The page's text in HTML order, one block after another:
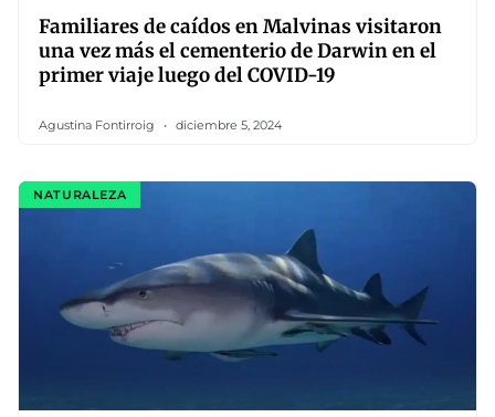
Familiares de caídos en Malvinas visitaron
una vez más el cementerio de Darwin en el
primer viaje luego del COVID-19
Agustina Fontirroig diciembre 5, 2024
NATURALEZA